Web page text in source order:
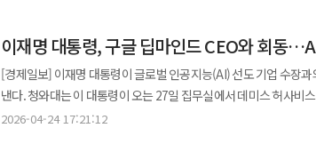
삼성전자는 제조현장용 휴머노이드에서 출발해 가정과 유통 공간으로 적용
로봇을 구성하는 생태계다. 삼성전자는 2024년 말 레인보우로보
연결 자회사로 편입했다. 레인보우로보틱스는 국내 최초 이족보행
설립한 회사다. 삼성전자는 여기에 AI 반도체와 카메라·센서, 배터리, 디스플레이, 통신기술, 스마트싱스 플랫폼을
보유하고 있다. 삼성전자 뉴스룸에 따르면 회사는 2030년까지 글
로보틱스 전략의 일환으로 보스턴다이나믹스에 대한 투자 협력 확
의사결정과 실행 속도를 높이고, 보스턴다이나믹스와 함께 로보
나가겠다”고 했다.
지표와 비교·분석하는 작업도 수행했다. 양사는 지난 2년간 축적한 경험을 바탕으로 AI 시대에 맞는 사회적 가치 측정
체계를 한층 고도화한다는 계획이다. 각 사가 보유한 사업 데이터
보다 구체적으로 계량화하고, 다양한 산업 분야에서도 활용 가능한 표준 지
도입이 확산되면서 기업의 AI 활용 성과를 단순한 생산성이나 비용
3억2500만달러(약 5000억원) 수준으로 거론된다. 현재 보스턴다이내믹스 지분 구조는 현대차 28%, 정의선
현대차그룹 회장 22.6%, 기아 17.2%, 현대모비스 11.3%, 현대글
정 회장이 이미 90% 이상을 보유하고 있는 가운데 소프트뱅크 지
현대차그룹의 완전 자회사 체제로 전환된다. 이번 지분 인수 가능성은 지난 2021년 보스턴다이내믹스 인수 계약에
포함된 옵션 조항에 따른 것이다. 당시 현대차그룹은 소프트뱅크
이재명 대통령, 구글 딥마인드 CEO와 회동
[경제일보] 이재명 대통령이 글로벌 인공지능(AI) 선도 기업 수장
낸다. 청와대는 이 대통령이 오는 27일 집무실에서 데미스 허사비스 구글 딥마인드 최고경영자(CEO)를 만나 AI를
포함한 과학기술 발전 방향과 협력 방안을 논의할 예정이라고 24일 밝혔다. 이번 면담에서는 AI 기술의
2026-04-24 17:21:12